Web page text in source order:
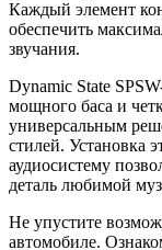
Каждый элемент
обеспечить
звучания.
Dynamic State
мощного баса и
универсальным
стилей. Установка
аудиосистему
деталь любимой
Не упустите
автомобиле.